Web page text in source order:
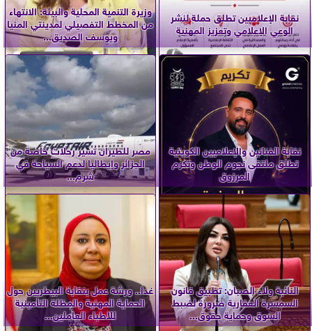
نقابة الإعلاميين تطلق حملة لنشر
الوعي الإعلامي وتعزيز المهنية
وزيرة التنمية المحلية والبيئة: الانتهاء
من المخطط التفصيلي لمدينتي المنيا
ويوسف الصديق...
نقابة الفنانين والإعلاميين الكويتية
تطلق ملتقى نجوم الوطن وتكرم
المرزوق
مصر للطيران تُسير رحلات خاصة من
الجزائر وإيطاليا لدعم السياحة في
شرم...
النائبة ولاء الصبان: تطبيق قانون
السمسرة العقارية ضرورة لضبط
السوق وحماية حقوق...
غدا.. ورشة عمل بنقابة البيطريين حول
الحماية المهنية والمظلة التأمينية
للأطباء العاملين...